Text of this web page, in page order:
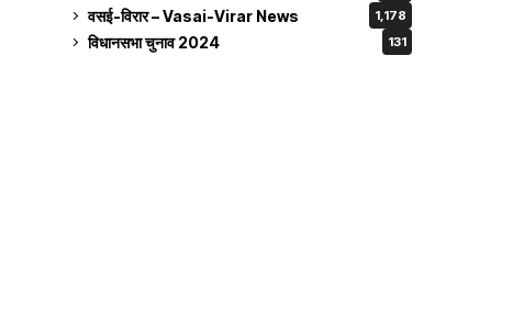
वसई-विरार – Vasai-Virar News 1,178
विधानसभा चुनाव 2024 131